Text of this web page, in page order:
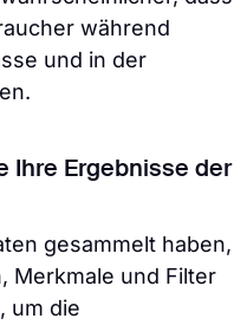
während
und in der
Ihre Ergebnisse der
gesammelt haben,
Merkmale und Filter
um die